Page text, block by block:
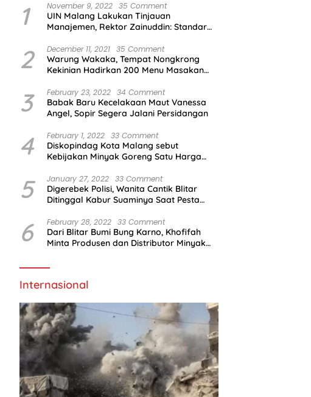
1 November 9, 2022 35 Comment
UIN Malang Lakukan Tinjauan
Manajemen, Rektor Zainuddin: Standar
2 December 11, 2021 35 Comment
Warung Wakaka, Tempat Nongkrong
Kekinian Hadirkan 200 Menu Masakan
3 February 23, 2022 34 Comment
Babak Baru Kecelakaan Maut Vanessa
Angel, Sopir Segera Jalani Persidangan
4 February 1, 2022 33 Comment
Diskopindag Kota Malang sebut
Kebijakan Minyak Goreng Satu Harga
5 January 27, 2022 33 Comment
Digerebek Polisi, Wanita Cantik Blitar
Ditinggal Kabur Suaminya Saat Pesta
6 February 28, 2022 33 Comment
Dari Blitar Bumi Bung Karno, Khofifah
Minta Produsen dan Distributor Minyak
Internasional